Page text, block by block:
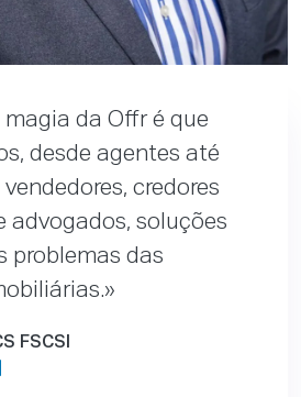
da Offr é que
desde agentes até
credores
advogados, soluções
problemas das
FSCSI